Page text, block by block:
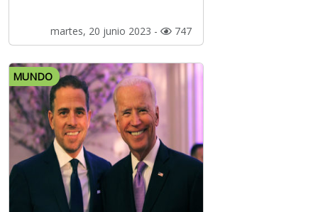
martes, 20 junio 2023 - 747
MUNDO